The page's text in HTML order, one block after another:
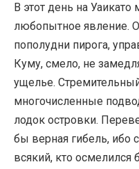
В этот день на
любопытное явление.
пополудни пирога,
Куму, смело, не
ущелье.
многочисленные
лодок островки.
бы верная гибель, ибо
всякий, кто осмелился